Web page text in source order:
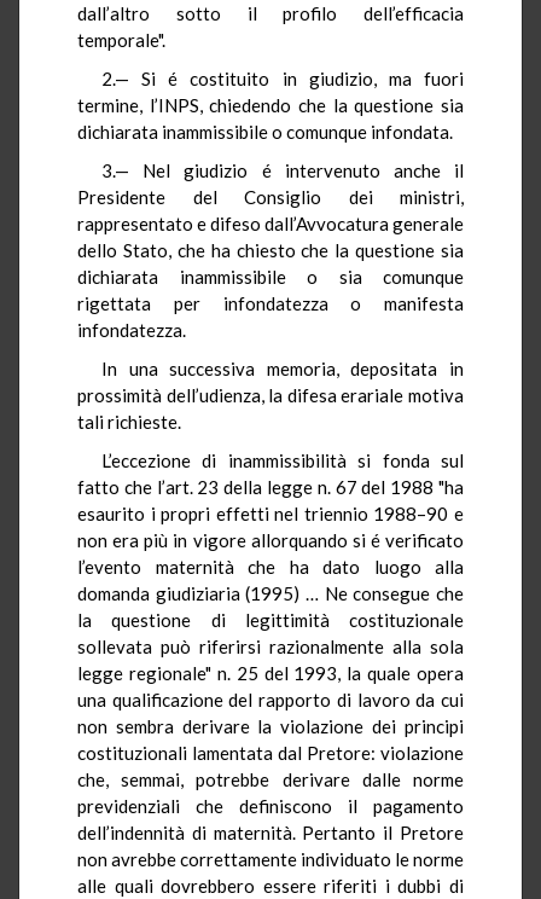
dall’altro sotto il profilo dell’efficacia
temporale".
2.— Si é costituito in giudizio, ma fuori
termine, l’INPS, chiedendo che la questione sia
dichiarata inammissibile o comunque infondata.
3.— Nel giudizio é intervenuto anche il
Presidente del Consiglio dei ministri,
rappresentato e difeso dall’Avvocatura generale
dello Stato, che ha chiesto che la questione sia
dichiarata inammissibile o sia comunque
rigettata per infondatezza o manifesta
infondatezza.
In una successiva memoria, depositata in
prossimità dell’udienza, la difesa erariale motiva
tali richieste.
L’eccezione di inammissibilità si fonda sul
fatto che l’art. 23 della legge n. 67 del 1988 "ha
esaurito i propri effetti nel triennio 1988–90 e
non era più in vigore allorquando si é verificato
l’evento maternità che ha dato luogo alla
domanda giudiziaria (1995) … Ne consegue che
la questione di legittimità costituzionale
sollevata può riferirsi razionalmente alla sola
legge regionale" n. 25 del 1993, la quale opera
una qualificazione del rapporto di lavoro da cui
non sembra derivare la violazione dei principi
costituzionali lamentata dal Pretore: violazione
che, semmai, potrebbe derivare dalle norme
previdenziali che definiscono il pagamento
dell’indennità di maternità. Pertanto il Pretore
non avrebbe correttamente individuato le norme
alle quali dovrebbero essere riferiti i dubbi di